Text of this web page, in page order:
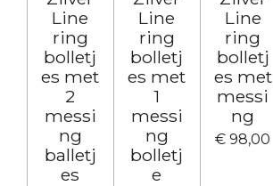
Line
ring
bolletj
es met
2
messi
ng
balletj
es
Line
ring
bolletj
es met
1
messi
ng
bolletj
e
Line
ring
bolletj
es met
messi
ng
€ 98,00